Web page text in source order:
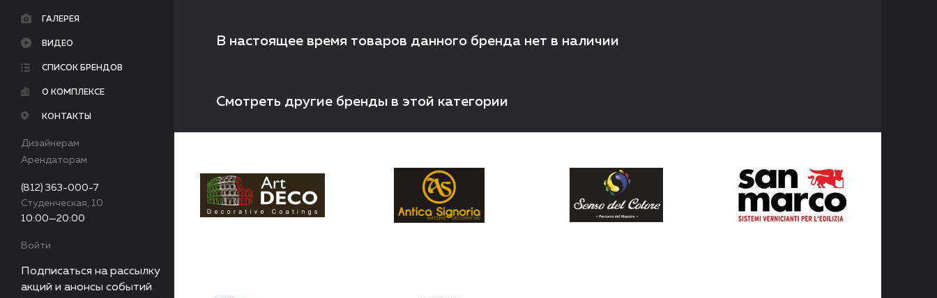
ГАЛЕРЕЯ
ВИДЕО
СПИСОК БРЕНДОВ
О КОМПЛЕКСЕ
КОНТАКТЫ
Дизайнерам
Арендаторам
(812) 363-000-7
Студенческая, 10
10:00—20:00
Войти
Подписаться на рассылку
акций и анонсы событий
В настоящее время товаров данного бренда нет в наличии
Смотреть другие бренды в этой категории